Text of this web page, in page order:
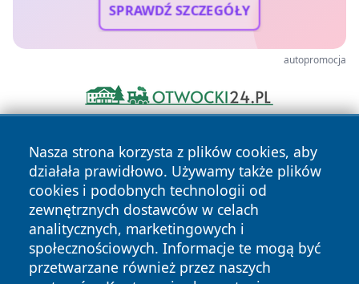
SPRAWDŹ SZCZEGÓŁY
autopromocja
Nasza strona korzysta z plików cookies, aby
działała prawidłowo. Używamy także plików
cookies i podobnych technologii od
zewnętrznych dostawców w celach
analitycznych, marketingowych i
społecznościowych. Informacje te mogą być
przetwarzane również przez naszych
Copyright © 2026 oswieciminfo.pl Wszystkie prawa
zastrzeżone.